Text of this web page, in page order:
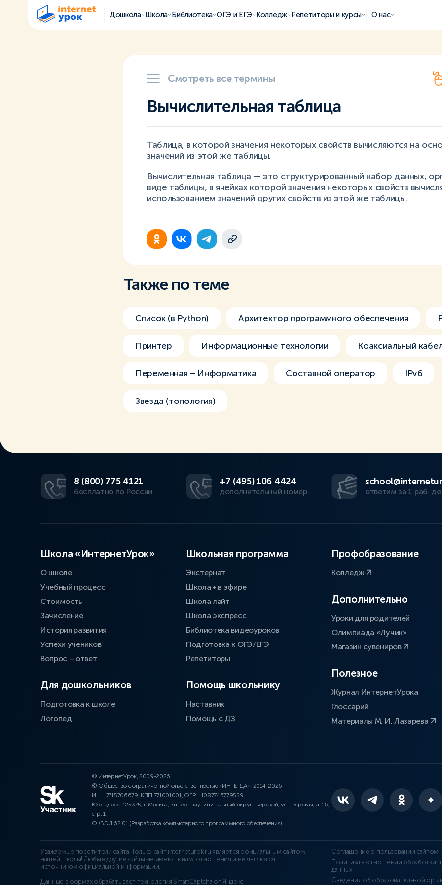
Дошкола Школа Библиотека ОГЭ и ЕГЭ Колледж Репетиторы и курсы О нас
Смотреть все термины
Вычислительная таблица
Таблица, в которой значения некоторых свойств вычисляются на
значений из этой же таблицы.
Вычислительная таблица — это структурированный набор данных,
виде таблицы, в ячейках которой значения некоторых свойств
использованием значений других свойств из этой же таблицы.
Также по теме
Список (в Python) Архитектор программного обеспечения
Принтер Информационные технологии Коаксиальный
Переменная – Информатика Составной оператор IPv6
Звезда (топология)
8 (800) 775 4121
бесплатно по России
+7 (495) 106 4424
дополнительный номер ответим за 1 раб.
Школа «ИнтернетУрок»
О школе
Учебный процесс
Стоимость
Зачисление
История развития
Успехи учеников
Вопрос – ответ
Для дошкольников
Подготовка к школе
Логопед
Школьная программа
Экстернат
Школа • в эфире
Школа лайт
Школа экспресс
Библиотека видеоуроков
Подготовка к ОГЭ/ЕГЭ
Репетиторы
Помощь школьнику
Наставник
Помощь с ДЗ
Профобразование
Колледж
Дополнительно
Уроки для родителей
Олимпиада «Лучик»
Магазин сувениров
Полезное
Журнал ИнтернетУрока
Глоссарий
Материалы М. И. Лазарева
© ИнтернетУрок, 2009-2026
© Общество с ограниченной ответственностью «ИНТЕРДА», 2014-2026
ИНН 7715706679, КПП 771001001, ОГРН 1087746779559
Юр. адрес: 125375, г. Москва, вн.тер.г. муниципальный округ Тверской, ул. Тверская, д. 16,
стр. 1
ОКВЭД 62.01 (Разработка компьютерного программного обеспечения)
Уважаемые посетители сайта! Только сайт interneturok.ru является официальным сайтом
нашей школы! Любые другие сайты не имеют к нам отношения и не являются
источником официальной информации.
Данные в формах обрабатывает технология SmartCaptcha от Яндекс
Соглашение о пользовании сайтом
Политика в отношении обработки
данных
Сведения об образовательной